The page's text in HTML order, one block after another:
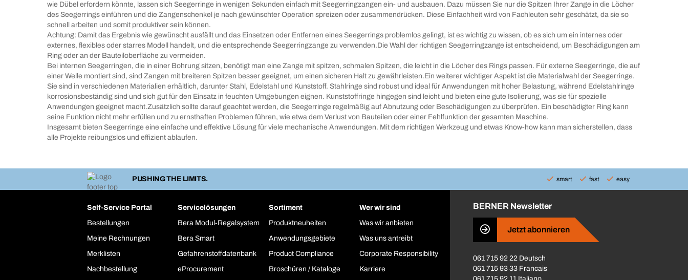
wie Dübel erfordern könnte, lassen sich Seegerringe in wenigen Sekunden einfach mit Seegerringzangen ein- und ausbauen. Dazu müssen Sie nur die Spitzen Ihrer Zange in die Löcher
des Seegerrings einführen und die Zangenschenkel je nach gewünschter Operation spreizen oder zusammendrücken. Diese Einfachheit wird von Fachleuten sehr geschätzt, da sie so
schnell arbeiten und somit produktiver sein können.
Achtung: Damit das Ergebnis wie gewünscht ausfällt und das Einsetzen oder Entfernen eines Seegerrings problemlos gelingt, ist es wichtig zu wissen, ob es sich um ein internes oder
externes, flexibles oder starres Modell handelt, und die entsprechende Seegerringzange zu verwenden.Die Wahl der richtigen Seegerringzange ist entscheidend, um Beschädigungen am
Ring oder an der Bauteiloberfläche zu vermeiden.
Bei internen Seegerringen, die in einer Bohrung sitzen, benötigt man eine Zange mit spitzen, schmalen Spitzen, die leicht in die Löcher des Rings passen. Für externe Seegerringe, die auf
einer Welle montiert sind, sind Zangen mit breiteren Spitzen besser geeignet, um einen sicheren Halt zu gewährleisten.Ein weiterer wichtiger Aspekt ist die Materialwahl der Seegerringe.
Sie sind in verschiedenen Materialien erhältlich, darunter Stahl, Edelstahl und Kunststoff. Stahlringe sind robust und ideal für Anwendungen mit hoher Belastung, während Edelstahlringe
korrosionsbeständig sind und sich gut für den Einsatz in feuchten Umgebungen eignen. Kunststoffringe hingegen sind leicht und bieten eine gute Isolierung, was sie für spezielle
Anwendungen geeignet macht.Zusätzlich sollte darauf geachtet werden, die Seegerringe regelmäßig auf Abnutzung oder Beschädigungen zu überprüfen. Ein beschädigter Ring kann
seine Funktion nicht mehr erfüllen und zu ernsthaften Problemen führen, wie etwa dem Verlust von Bauteilen oder einer Fehlfunktion der gesamten Maschine.
Insgesamt bieten Seegerringe eine einfache und effektive Lösung für viele mechanische Anwendungen. Mit dem richtigen Werkzeug und etwas Know-how kann man sicherstellen, dass
alle Projekte reibungslos und effizient ablaufen.
PUSHING THE LIMITS. smart fast easy
Self-Service Portal
Bestellungen
Meine Rechnungen
Merklisten
Nachbestellung
Servicelösungen
Bera Modul-Regalsystem
Bera Smart
Gefahrenstoffdatenbank
eProcurement
Sortiment
Produktneuheiten
Anwendungsgebiete
Product Compliance
Broschüren / Kataloge
Wer wir sind
Was wir anbieten
Was uns antreibt
Corporate Responsibility
Karriere
BERNER Newsletter
Jetzt abonnieren
061 715 92 22 Deutsch
061 715 93 33 Francais